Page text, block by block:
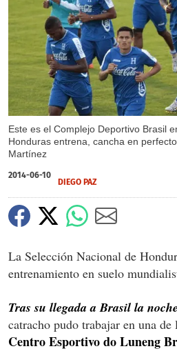
Este es el Complejo Deportivo Brasil
Honduras entrena, cancha en
Martínez
2014-06-10
DIEGO PAZ
La Selección Nacional de
entrenamiento en suelo
Tras su llegada a Brasil la
catracho pudo trabajar en una de
Centro Esportivo do Luneng